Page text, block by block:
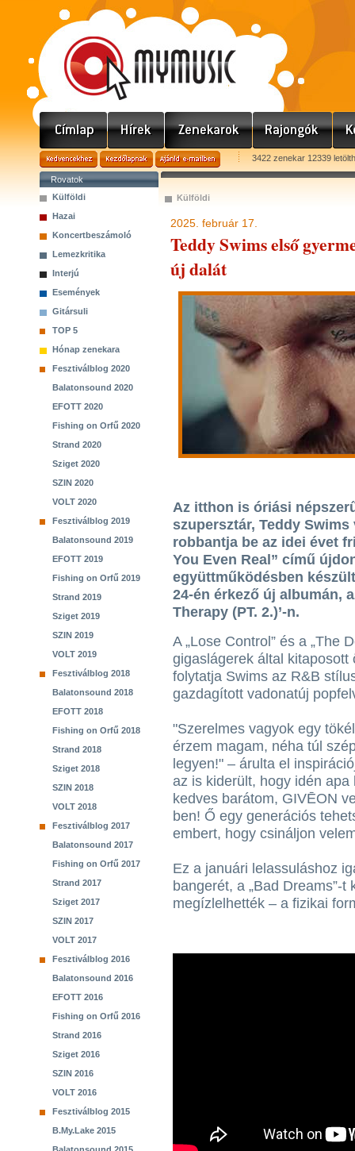
3422 zenekar 12339
Rovatok
Külföldi
Hazai
Koncertbeszámoló
Lemezkritika
Interjú
Események
Gitársuli
TOP 5
Hónap zenekara
Fesztiválblog 2020
Balatonsound 2020
EFOTT 2020
Fishing on Orfű 2020
Strand 2020
Sziget 2020
SZIN 2020
VOLT 2020
Fesztiválblog 2019
Balatonsound 2019
EFOTT 2019
Fishing on Orfű 2019
Strand 2019
Sziget 2019
SZIN 2019
VOLT 2019
Fesztiválblog 2018
Balatonsound 2018
EFOTT 2018
Fishing on Orfű 2018
Strand 2018
Sziget 2018
SZIN 2018
VOLT 2018
Fesztiválblog 2017
Balatonsound 2017
Fishing on Orfű 2017
Strand 2017
Sziget 2017
SZIN 2017
VOLT 2017
Fesztiválblog 2016
Balatonsound 2016
EFOTT 2016
Fishing on Orfű 2016
Strand 2016
Sziget 2016
SZIN 2016
VOLT 2016
Fesztiválblog 2015
B.My.Lake 2015
Külföldi
2025. február 17.
Teddy Swims első
új dalát
Az itthon is óriási
szupersztár, Teddy
robbantja be az idei évet
You Even Real” című
együttműködésben
24-én érkező új albumán,
Therapy (PT. 2.)’-n.
A „Lose Control” és a „The
gigaslágerek által kitaposott
folytatja Swims az R&B
gazdagított vadonatúj
"Szerelmes vagyok egy
érzem magam, néha túl
legyen!" – árulta el
az is kiderült, hogy idén apa
kedves barátom, GIVĒON
ben! Ő egy generációs
embert, hogy csináljon
Ez a januári lelassuláshoz
bangerét, a „Bad Dreams”-
megízlelhették – a fizikai